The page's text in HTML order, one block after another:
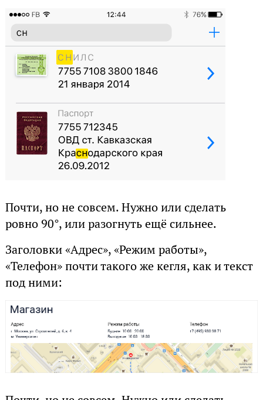
Почти, но не совсем. Нужно или сделать
ровно 90°, или разогнуть ещё сильнее.
Заголовки «Адрес», «Режим работы»,
«Телефон» почти такого же кегля, как и текст
под ними: